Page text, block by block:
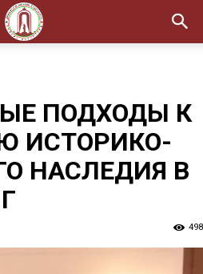
ПОДХОДЫ К
ИСТОРИКО-
НАСЛЕДИЯ В
498